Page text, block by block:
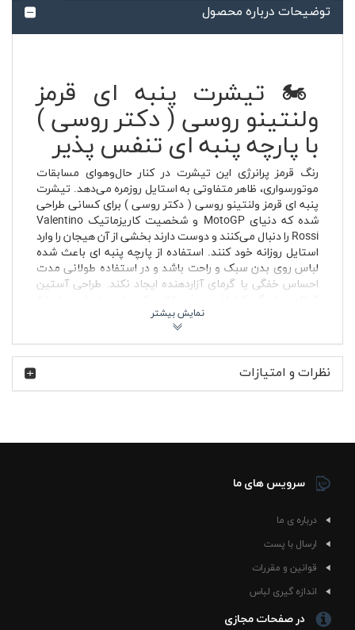
توضیحات درباره محصول
🏍️ تیشرت پنبه ای قرمز
ولنتینو روسی ( دکتر روسی )
با پارچه پنبه ای تنفس پذیر
رنگ قرمز پرانرژی این تیشرت در کنار حال‌وهوای مسابقات
موتورسواری، ظاهر متفاوتی به استایل روزمره می‌دهد. تیشرت
پنبه ای قرمز ولنتینو روسی ( دکتر روسی ) برای کسانی طراحی
شده که دنیای MotoGP و شخصیت کاریزماتیک Valentino
Rossi را دنبال می‌کنند و دوست دارند بخشی از آن هیجان را وارد
استایل روزانه خود کنند. استفاده از پارچه پنبه ای باعث شده
لباس روی بدن سبک و راحت باشد و در استفاده طولانی مدت
احساس خفگی یا گرمای آزاردهنده ایجاد نکند. طراحی آستین
کرده تا هم در استایل زنانه و مردانه قابل استفاده باشد و هم در
موقعیت‌های مختلف روزمره کاربرد داشته باشد.
ولنتینو روسی که با لقب «دکتر روسی» شناخته می‌شود، یکی
🔥 ویژگی‌های محصول
پارچه پنبه ای نرم و تنفس پذیر مناسب استفاده روزانه
رنگ قرمز چشمگیر مناسب استایل اسپرت و خیابانی
آستین کوتاه مناسب فصل گرم و قابل استفاده زیر
کاپشن در پاییز
مداوم
نظرات و امتیازات
سرویس های ما
درباره ی ما
ارسال با پست
قوانین و مقررات
اندازه گیری لباس
در صفحات مجازی